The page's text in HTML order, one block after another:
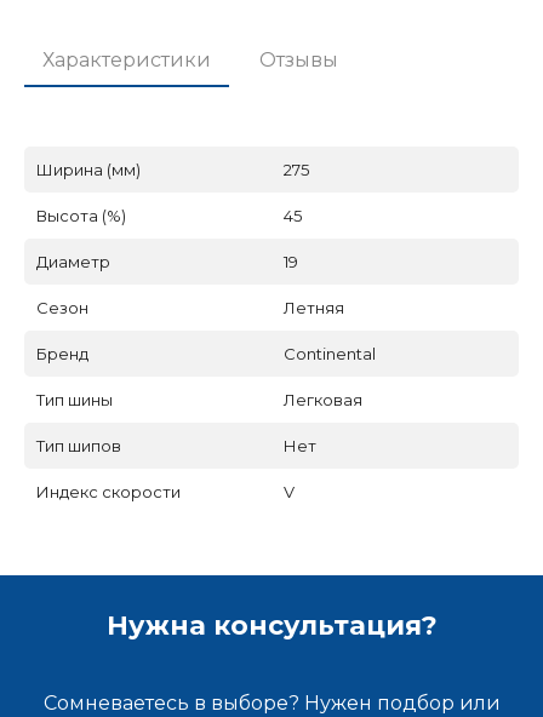
Характеристики Отзывы
Ширина (мм) 275
Высота (%) 45
Диаметр 19
Сезон Летняя
Бренд Continental
Тип шины Легковая
Тип шипов Нет
Индекс скорости V
Нужна консультация?
Сомневаетесь в выборе? Нужен подбор или